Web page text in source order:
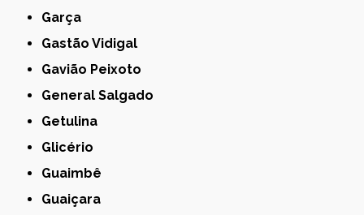
Garça
Gastão Vidigal
Gavião Peixoto
General Salgado
Getulina
Glicério
Guaimbê
Guaiçara